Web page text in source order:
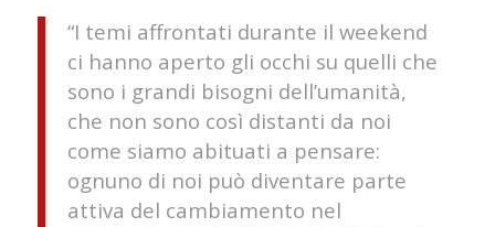
“I temi affrontati durante il weekend
ci hanno aperto gli occhi su quelli che
sono i grandi bisogni dell’umanità,
che non sono così distanti da noi
come siamo abituati a pensare:
ognuno di noi può diventare parte
attiva del cambiamento nel